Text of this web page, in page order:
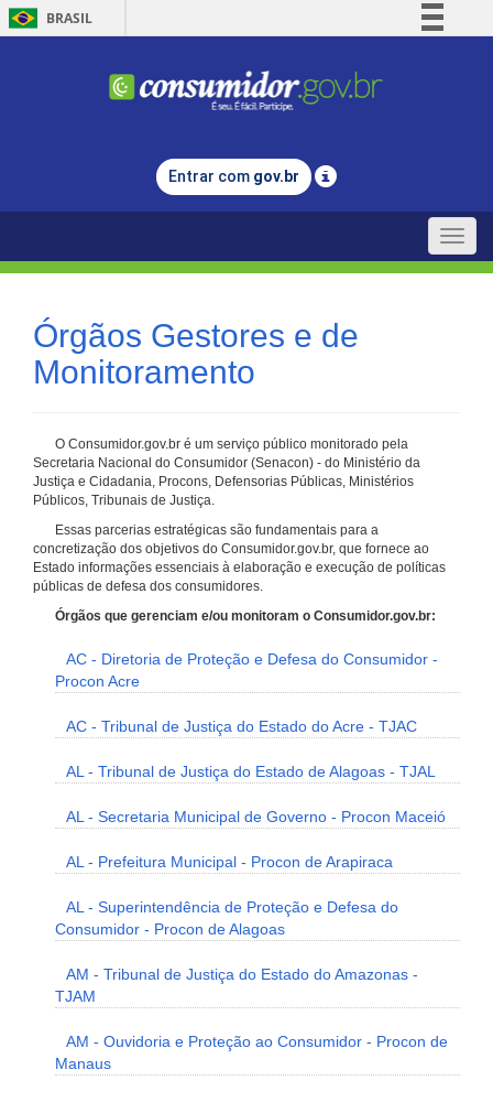
BRASIL
Comunica BR
Legislação
Entrar com gov.br
Toggle
Órgãos Gestores e de
Monitoramento
O Consumidor.gov.br é um serviço público monitorado pela
Secretaria Nacional do Consumidor (Senacon) - do Ministério da
Justiça e Cidadania, Procons, Defensorias Públicas, Ministérios
Públicos, Tribunais de Justiça.
Essas parcerias estratégicas são fundamentais para a
concretização dos objetivos do Consumidor.gov.br, que fornece ao
Estado informações essenciais à elaboração e execução de políticas
públicas de defesa dos consumidores.
Órgãos que gerenciam e/ou monitoram o Consumidor.gov.br:
AC - Diretoria de Proteção e Defesa do Consumidor -
Procon Acre
AC - Tribunal de Justiça do Estado do Acre - TJAC
AL - Tribunal de Justiça do Estado de Alagoas - TJAL
AL - Secretaria Municipal de Governo - Procon Maceió
AL - Prefeitura Municipal - Procon de Arapiraca
AL - Superintendência de Proteção e Defesa do
Consumidor - Procon de Alagoas
AM - Tribunal de Justiça do Estado do Amazonas -
TJAM
AM - Ouvidoria e Proteção ao Consumidor - Procon de
Manaus